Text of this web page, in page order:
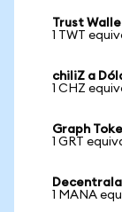
Trust
1 TWT
chiliZ a
1 CHZ
Graph
1 GRT
1 MANA